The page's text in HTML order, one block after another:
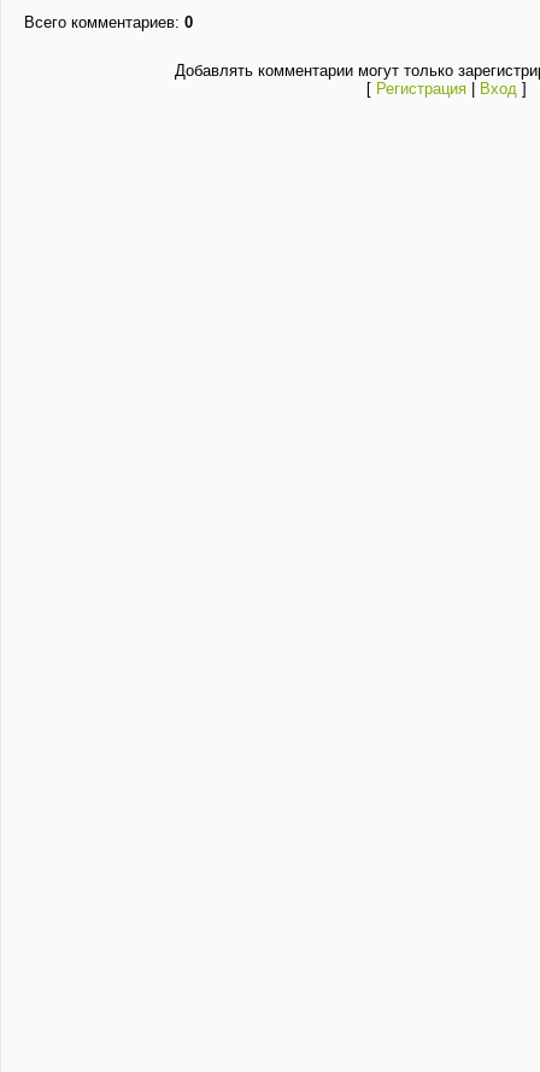
Всего комментариев: 0
Добавлять комментарии могут только
[ Регистрация| Вход]